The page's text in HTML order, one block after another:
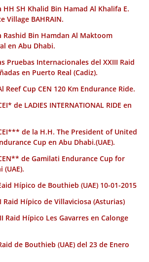
HH SH Khalid Bin Hamad Al Khalifa E.
Village BAHRAIN.
Rashid Bin Hamdan Al Maktoom
en Abu Dhabi.
Pruebas Internacionales del XXIII Raid
en Puerto Real (Cadiz).
Reef Cup CEN 120 Km Endurance Ride.
de LADIES INTERNATIONAL RIDE en
de la H.H. The President of United
Cup en Abu Dhabi.(UAE).
de Gamilati Endurance Cup for
(UAE).
Hípico de Bouthieb (UAE) 10-01-2015
Raid Hípico de Villaviciosa (Asturias)
Raid Hípico Les Gavarres en Calonge
de Bouthieb (UAE) del 23 de Enero